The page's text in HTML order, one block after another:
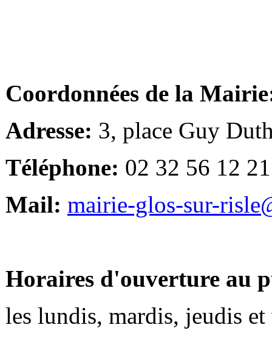
Coordonnées de la
Adresse: 3, place Guy
Téléphone: 02 32 56 12 21
Mail: mairie-glos-sur-
Horaires d'ouverture au
les lundis, mardis, jeudis et